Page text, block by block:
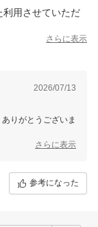
利用させていただ
さらに表示
2026/07/13
りがとうございま
できるよう、品揃え
さらに表示
参考になった